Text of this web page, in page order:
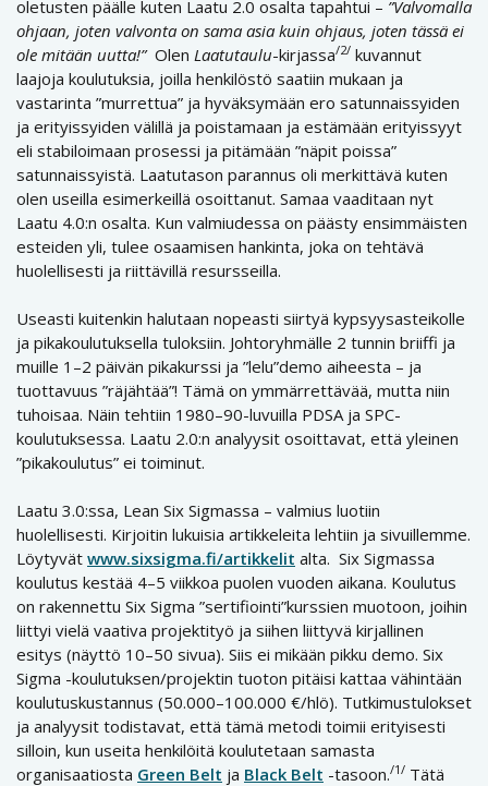
oletusten päälle kuten Laatu 2.0 osalta tapahtui – ”Valvomalla
ohjaan, joten valvonta on sama asia kuin ohjaus, joten tässä ei
ole mitään uutta!” Olen Laatutaulu-kirjassa/2/ kuvannut
laajoja koulutuksia, joilla henkilöstö saatiin mukaan ja
vastarinta ”murrettua” ja hyväksymään ero satunnaissyiden
ja erityissyiden välillä ja poistamaan ja estämään erityissyyt
eli stabiloimaan prosessi ja pitämään ”näpit poissa”
satunnaissyistä. Laatutason parannus oli merkittävä kuten
olen useilla esimerkeillä osoittanut. Samaa vaaditaan nyt
Laatu 4.0:n osalta. Kun valmiudessa on päästy ensimmäisten
esteiden yli, tulee osaamisen hankinta, joka on tehtävä
huolellisesti ja riittävillä resursseilla.
Useasti kuitenkin halutaan nopeasti siirtyä kypsyysasteikolle
ja pikakoulutuksella tuloksiin. Johtoryhmälle 2 tunnin briiffi ja
muille 1–2 päivän pikakurssi ja ”lelu”demo aiheesta – ja
tuottavuus ”räjähtää”! Tämä on ymmärrettävää, mutta niin
tuhoisaa. Näin tehtiin 1980–90-luvuilla PDSA ja SPC-
koulutuksessa. Laatu 2.0:n analyysit osoittavat, että yleinen
”pikakoulutus” ei toiminut.
Laatu 3.0:ssa, Lean Six Sigmassa – valmius luotiin
huolellisesti. Kirjoitin lukuisia artikkeleita lehtiin ja sivuillemme.
Löytyvät www.sixsigma.fi/artikkelit alta. Six Sigmassa
koulutus kestää 4–5 viikkoa puolen vuoden aikana. Koulutus
on rakennettu Six Sigma ”sertifiointi”kurssien muotoon, joihin
liittyi vielä vaativa projektityö ja siihen liittyvä kirjallinen
esitys (näyttö 10–50 sivua). Siis ei mikään pikku demo. Six
Sigma -koulutuksen/projektin tuoton pitäisi kattaa vähintään
koulutuskustannus (50.000–100.000 €/hlö). Tutkimustulokset
ja analyysit todistavat, että tämä metodi toimii erityisesti
silloin, kun useita henkilöitä koulutetaan samasta
organisaatiosta Green Belt ja Black Belt -tasoon./1/ Tätä